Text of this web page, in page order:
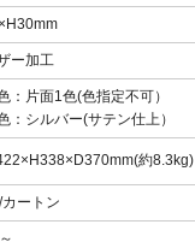
ー加工
：片面1色(色指定不可）
：シルバー(サテン仕上）
約8.3kg)
ートン